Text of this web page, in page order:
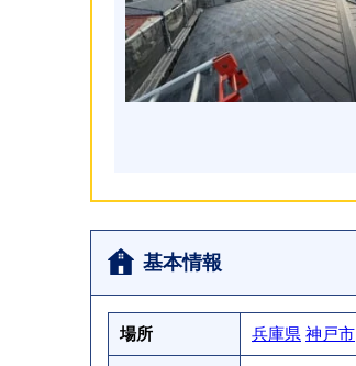
基本情報
場所 兵庫県 神戸市